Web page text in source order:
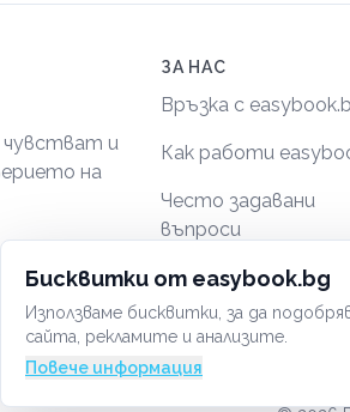
Бисквитки от easybook.bg
Използваме бисквитки, за да
сайта, рекламите и анализите.
Повече информация
чувстват и
на
ЗА НАС
Връзка с
Как работи
Често задавани
въпроси